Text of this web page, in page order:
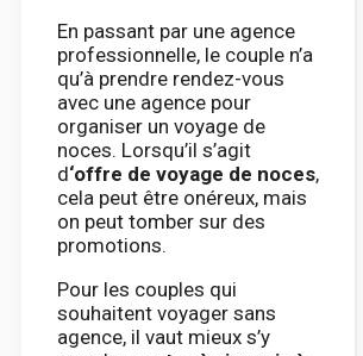
En passant par une agence
professionnelle, le couple n’a
qu’à prendre rendez-vous
avec une agence pour
organiser un voyage de
noces. Lorsqu’il s’agit
d‘offre de voyage de noces,
cela peut être onéreux, mais
on peut tomber sur des
promotions.
Pour les couples qui
souhaitent voyager sans
agence, il vaut mieux s’y